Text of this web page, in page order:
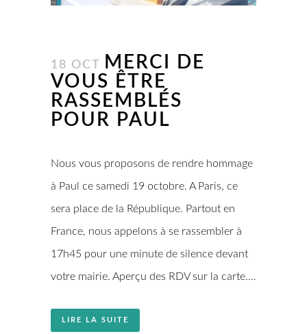
18 OCT
MERCI DE
VOUS ÊTRE
RASSEMBLÉS
POUR PAUL
Nous vous proposons de rendre hommage
à Paul ce samedi 19 octobre. A Paris, ce
sera place de la République. Partout en
France, nous appelons à se rassembler à
17h45 pour une minute de silence devant
votre mairie. Aperçu des RDV sur la carte....
LIRE LA SUITE